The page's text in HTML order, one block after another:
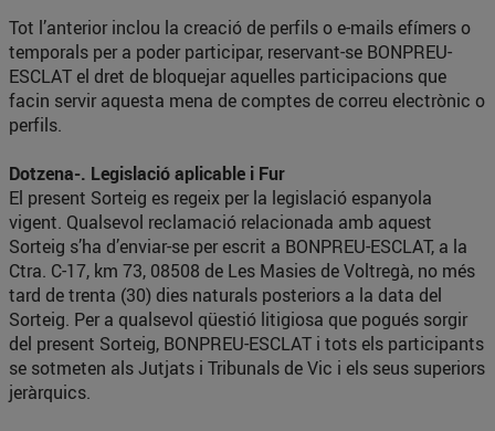
Tot l’anterior inclou la creació de perfils o e-mails efímers o
temporals per a poder participar, reservant-se BONPREU-
ESCLAT el dret de bloquejar aquelles participacions que
facin servir aquesta mena de comptes de correu electrònic o
perfils.
Dotzena-. Legislació aplicable i Fur
El present Sorteig es regeix per la legislació espanyola
vigent. Qualsevol reclamació relacionada amb aquest
Sorteig s’ha d’enviar-se per escrit a BONPREU-ESCLAT, a la
Ctra. C-17, km 73, 08508 de Les Masies de Voltregà, no més
tard de trenta (30) dies naturals posteriors a la data del
Sorteig. Per a qualsevol qüestió litigiosa que pogués sorgir
del present Sorteig, BONPREU-ESCLAT i tots els participants
se sotmeten als Jutjats i Tribunals de Vic i els seus superiors
jeràrquics.